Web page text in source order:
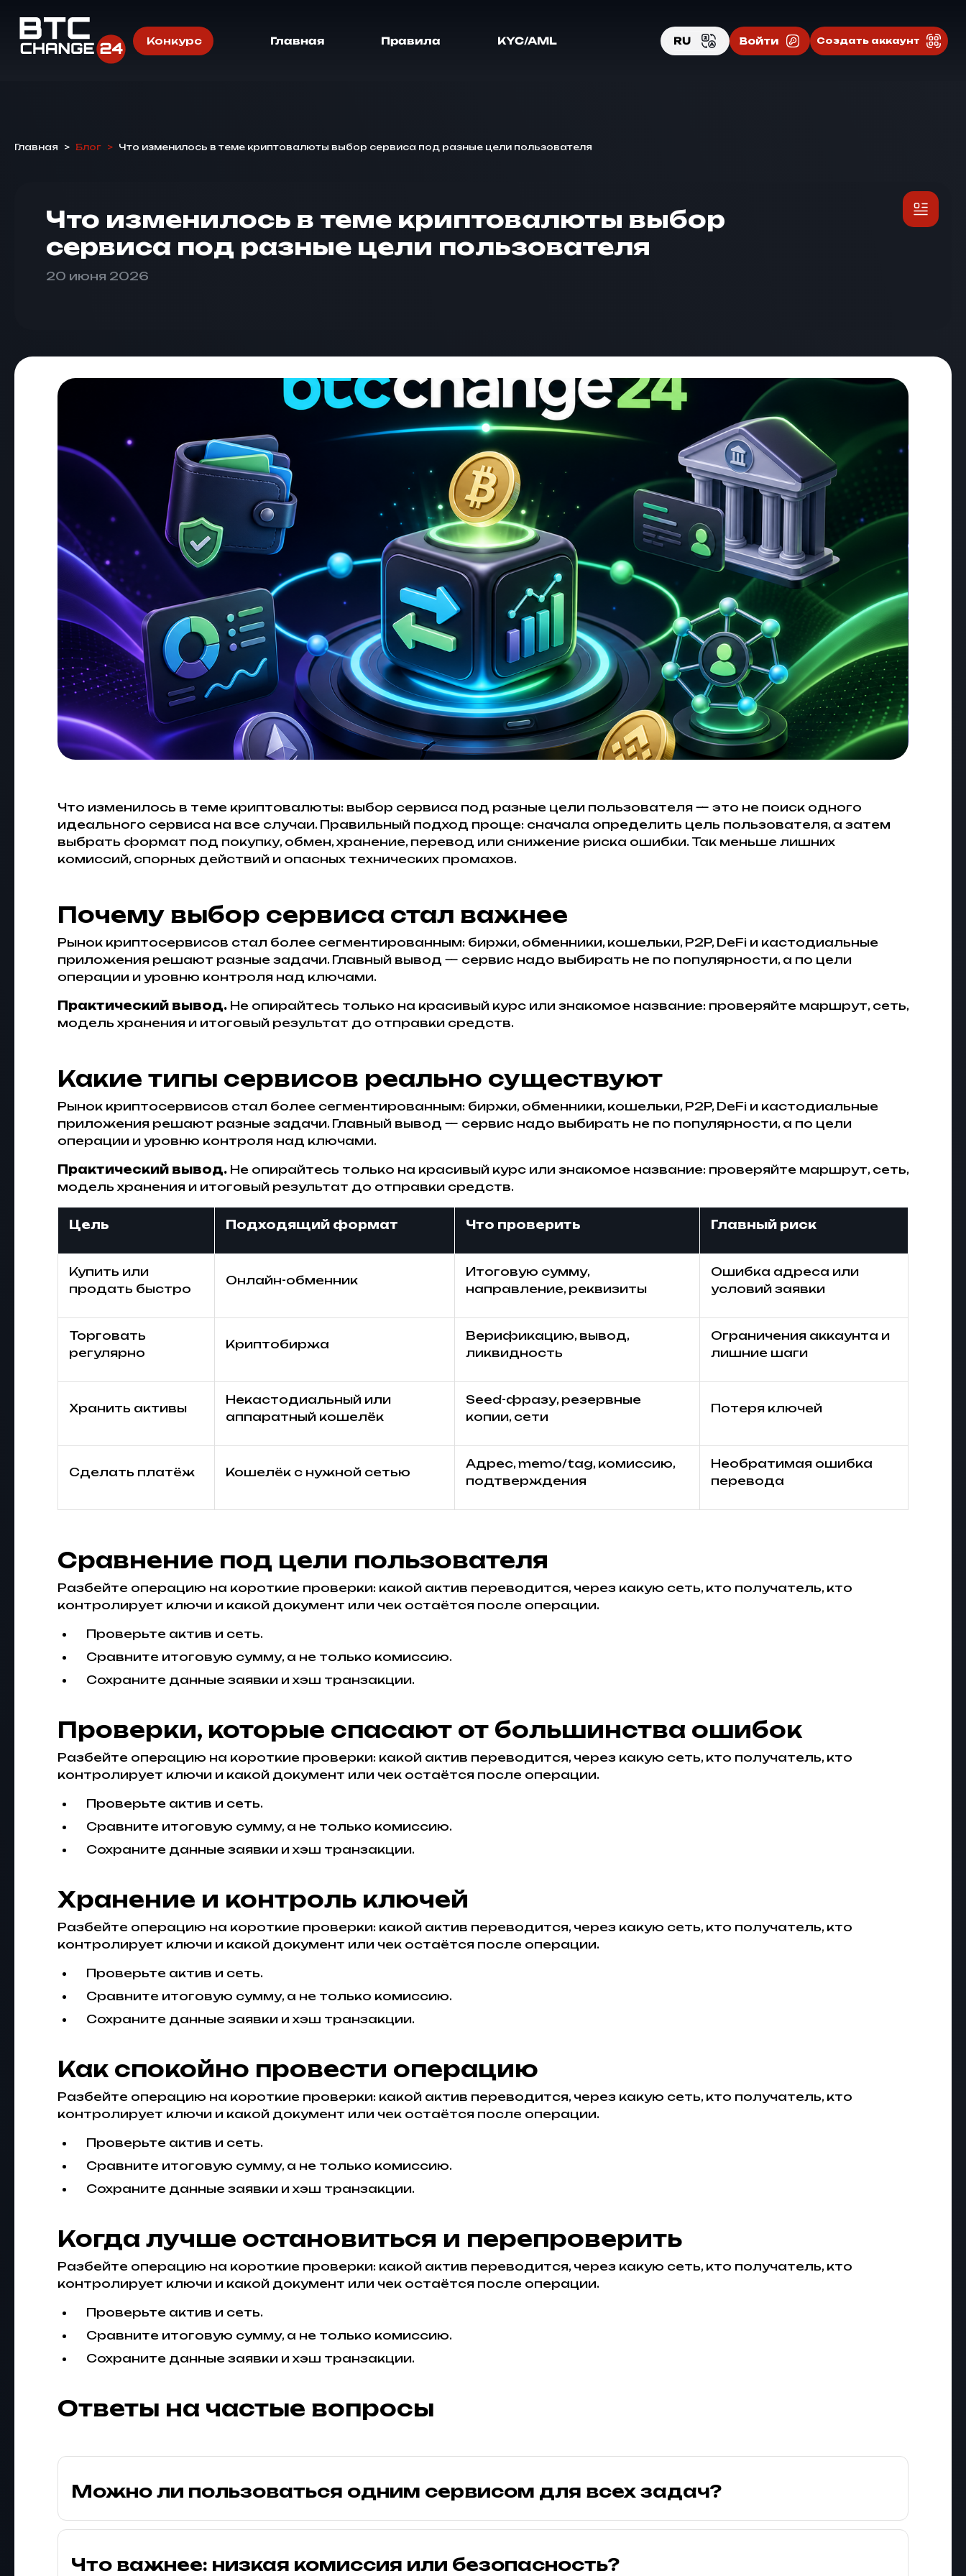
Конкурс Главная Правила KYC/AML RU Войти Создать аккаунт
Главная > Блог > Что изменилось в теме криптовалюты выбор сервиса под разные цели пользователя
Что изменилось в теме криптовалюты выбор
сервиса под разные цели пользователя
20 июня 2026
Что изменилось в теме криптовалюты: выбор сервиса под разные цели пользователя — это не поиск одного
идеального сервиса на все случаи. Правильный подход проще: сначала определить цель пользователя, а затем
выбрать формат под покупку, обмен, хранение, перевод или снижение риска ошибки. Так меньше лишних
комиссий, спорных действий и опасных технических промахов.
Почему выбор сервиса стал важнее
Рынок криптосервисов стал более сегментированным: биржи, обменники, кошельки, P2P, DeFi и кастодиальные
приложения решают разные задачи. Главный вывод — сервис надо выбирать не по популярности, а по цели
операции и уровню контроля над ключами.
Практический вывод. Не опирайтесь только на красивый курс или знакомое название: проверяйте маршрут, сеть,
модель хранения и итоговый результат до отправки средств.
Какие типы сервисов реально существуют
Рынок криптосервисов стал более сегментированным: биржи, обменники, кошельки, P2P, DeFi и кастодиальные
приложения решают разные задачи. Главный вывод — сервис надо выбирать не по популярности, а по цели
операции и уровню контроля над ключами.
Практический вывод. Не опирайтесь только на красивый курс или знакомое название: проверяйте маршрут, сеть,
модель хранения и итоговый результат до отправки средств.
Цель Подходящий формат Что проверить Главный риск
Купить или
продать быстро
Онлайн-обменник
Итоговую сумму,
направление, реквизиты
Ошибка адреса или
условий заявки
Торговать
регулярно
Криптобиржа
Верификацию, вывод,
ликвидность
Ограничения аккаунта и
лишние шаги
Хранить активы
Некастодиальный или
аппаратный кошелёк
Seed-фразу, резервные
копии, сети
Потеря ключей
Сделать платёж Кошелёк с нужной сетью
Адрес, memo/tag, комиссию,
подтверждения
Необратимая ошибка
перевода
Сравнение под цели пользователя
Разбейте операцию на короткие проверки: какой актив переводится, через какую сеть, кто получатель, кто
контролирует ключи и какой документ или чек остаётся после операции.
Проверьте актив и сеть.
Сравните итоговую сумму, а не только комиссию.
Сохраните данные заявки и хэш транзакции.
Проверки, которые спасают от большинства ошибок
Разбейте операцию на короткие проверки: какой актив переводится, через какую сеть, кто получатель, кто
контролирует ключи и какой документ или чек остаётся после операции.
Проверьте актив и сеть.
Сравните итоговую сумму, а не только комиссию.
Сохраните данные заявки и хэш транзакции.
Хранение и контроль ключей
Разбейте операцию на короткие проверки: какой актив переводится, через какую сеть, кто получатель, кто
контролирует ключи и какой документ или чек остаётся после операции.
Проверьте актив и сеть.
Сравните итоговую сумму, а не только комиссию.
Сохраните данные заявки и хэш транзакции.
Как спокойно провести операцию
Разбейте операцию на короткие проверки: какой актив переводится, через какую сеть, кто получатель, кто
контролирует ключи и какой документ или чек остаётся после операции.
Проверьте актив и сеть.
Сравните итоговую сумму, а не только комиссию.
Сохраните данные заявки и хэш транзакции.
Когда лучше остановиться и перепроверить
Разбейте операцию на короткие проверки: какой актив переводится, через какую сеть, кто получатель, кто
контролирует ключи и какой документ или чек остаётся после операции.
Проверьте актив и сеть.
Сравните итоговую сумму, а не только комиссию.
Сохраните данные заявки и хэш транзакции.
Ответы на частые вопросы
Можно ли пользоваться одним сервисом для всех задач?
Что важнее: низкая комиссия или безопасность?